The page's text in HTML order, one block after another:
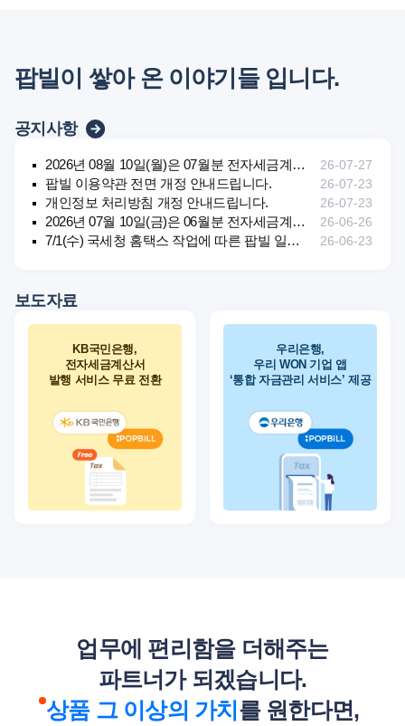
팝빌이 쌓아 온 이야기들 입니다.
공지사항
2026년 08월 10일(월)은 07월분 전자세금계산서 발행마감일 입니다. 26-07-27
팝빌 이용약관 전면 개정 안내드립니다. 26-07-23
개인정보 처리방침 개정 안내드립니다. 26-07-23
2026년 07월 10일(금)은 06월분 전자세금계산서 발행마감일 입니다. 26-06-26
7/1(수) 국세청 홈택스 작업에 따른 팝빌 일부 서비스 일시 제한 안내 26-06-23
보도자료
KB국민은행,
전자세금계산서
발행 서비스 무료 전환
우리은행,
우리 WON 기업 앱
‘통합 자금관리 서비스’ 제공
업무에 편리함을 더해주는
파트너가 되겠습니다.
상품 그 이상의 가치를 원한다면,